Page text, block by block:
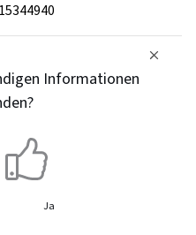
15344940
Informationen
Ja